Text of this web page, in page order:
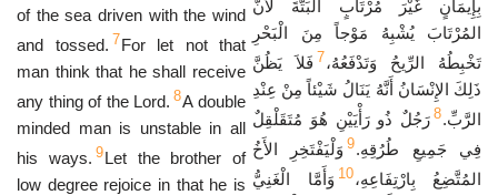
of the sea driven with the wind
and tossed. 7For let not that
man think that he shall receive
any thing of the Lord. 8A double
minded man is unstable in all
his ways. 9Let the brother of
low degree rejoice in that he is
بِإِيمَانٍ غَيْرَ مُرْتَابٍ الْبَتَّةَ لأَنَّ
المُرْتَابَ يُشْبِهُ مَوْجاً مِنَ الْبَحْرِ
تَخْبِطُهُ الرِّيحُ وَتَدْفَعُهُ،7 فَلاَ يَظُنَّ
ذَلِكَ الإِنْسَانُ أَنَّهُ يَنَالُ شَيْئاً مِنْ عِنْدِ
الرَّبِّ.8 رَجُلٌ ذُو رَأْيَيْنِ هُوَ مُتَقَلْقِلٌ
فِي جَمِيعِ طُرُقِهِ.9 وَلْيَفْتَخِرِ الأَخُ
المُتَّضِعُ بِارْتِفَاعِهِ،10 وَأَمَّا الْغَنِيُّ